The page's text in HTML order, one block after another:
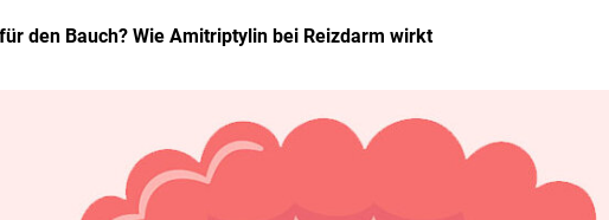
den Bauch? Wie Amitriptylin bei Reizdarm wirkt